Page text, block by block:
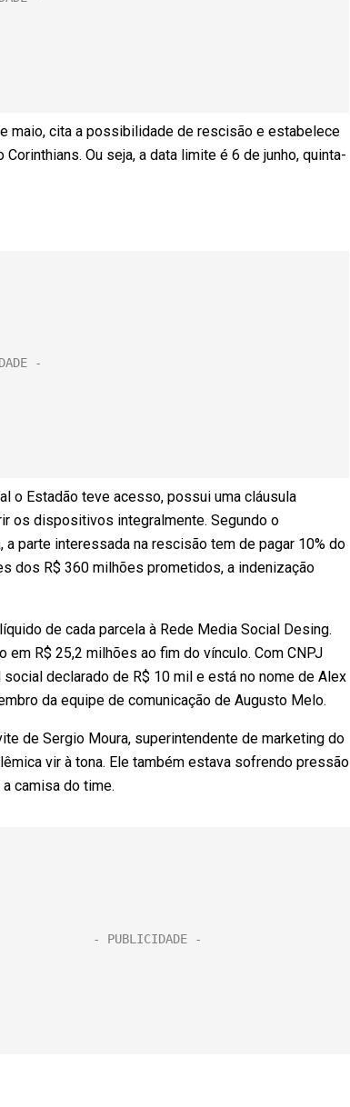
maio, cita a possibilidade de rescisão e estabelece
Ou seja, a data limite é 6 de junho, quinta-
o Estadão teve acesso, possui uma cláusula
os dispositivos integralmente. Segundo o
a parte interessada na rescisão tem de pagar 10% do
dos R$ 360 milhões prometidos, a indenização
de cada parcela à Rede Media Social Desing.
R$ 25,2 milhões ao fim do vínculo. Com CNPJ
declarado de R$ 10 mil e está no nome de Alex
da equipe de comunicação de Augusto Melo.
de Sergio Moura, superintendente de marketing do
vir à tona. Ele também estava sofrendo pressão
camisa do time.